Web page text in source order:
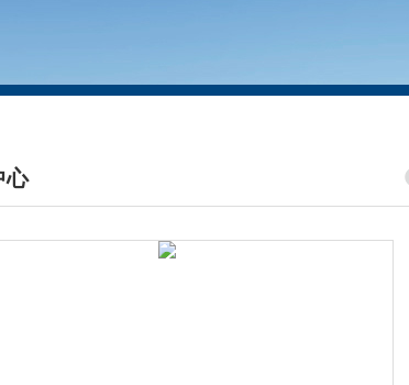
心
CENTER